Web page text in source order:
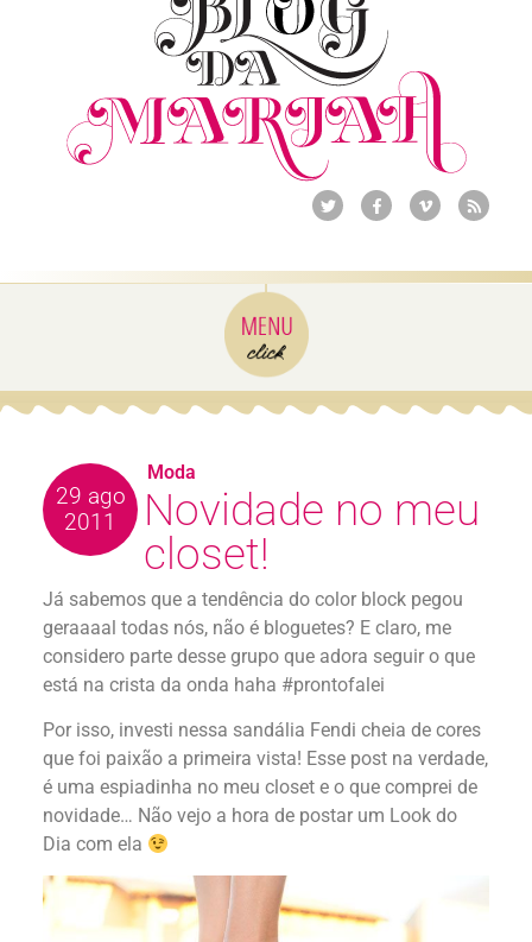
29 ago
2011
Novidade no meu
closet!
Já sabemos que a tendência do color block pegou
geraaaal todas nós, não é bloguetes? E claro, me
considero parte desse grupo que adora seguir o que
está na crista da onda haha #prontofalei
Por isso, investi nessa sandália Fendi cheia de cores
que foi paixão a primeira vista! Esse post na verdade,
é uma espiadinha no meu closet e o que comprei de
novidade… Não vejo a hora de postar um Look do
Dia com ela
Moda